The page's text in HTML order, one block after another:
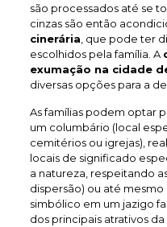
são processados até se
cinzas são então
cinerária , que pode ter
escolhidos pela família. A
exumação na cidade
diversas opções para a
As famílias podem optar
um columbário (local
cemitérios ou igrejas),
locais de significado
a natureza, respeitando
dispersão) ou até
simbólico em um jazigo
dos principais atrativos da